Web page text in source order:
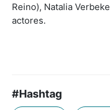
Reino), Natalia
actores.
#Hashtag